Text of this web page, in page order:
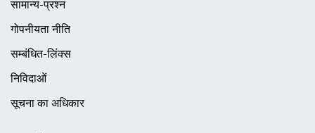
सामान्य-प्रश्न
गोपनीयता नीति
सम्बंधित-लिंक्स
निविदाओं
सूचना का अधिकार